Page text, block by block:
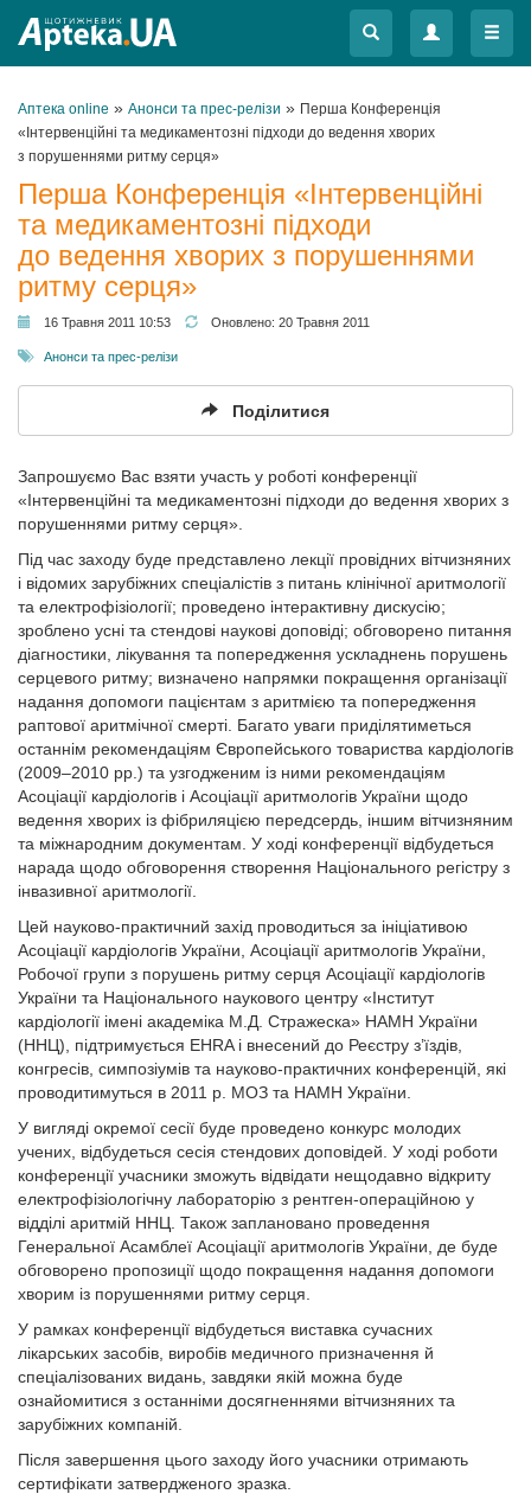
Меню
Меню
Аптека online » Анонси та прес-релізи » Перша Конференція
«Інтервенційні та медикаментозні підходи до ведення хворих
з порушеннями ритму серця»
Перша Конференція «Інтервенційні
та медикаментозні підходи
до ведення хворих з порушеннями
ритму серця»
16 Травня 2011 10:53 Оновлено: 20 Травня 2011
Анонси та прес-релізи
Поділитися
Запрошуємо Вас взяти участь у роботі конференції
«Інтервенційні та медикаментозні підходи до ведення хворих з
порушеннями ритму серця».
Під час заходу буде представлено лекції провідних вітчизняних
і відомих зарубіжних спеціалістів з питань клінічної аритмології
та електрофізіології; проведено інтерактивну дискусію;
зроблено усні та стендові наукові доповіді; обговорено питання
діагностики, лікування та попередження ускладнень порушень
серцевого ритму; визначено напрямки покращення організації
надання допомоги пацієнтам з аритмією та попередження
раптової аритмічної смерті. Багато уваги приділятиметься
останнім рекомендаціям Європейського товариства кардіологів
(2009–2010 рр.) та узгодженим із ними рекомендаціям
Асоціації кардіологів і Асоціації аритмологів України щодо
ведення хворих із фібриляцією передсердь, іншим вітчизняним
та міжнародним документам. У ході конференції відбудеться
нарада щодо обговорення створення Національного регістру з
інвазивної аритмології.
Цей науково-практичний захід проводиться за ініціативою
Асоціації кардіологів України, Асоціації аритмологів України,
Робочої групи з порушень ритму серця Асоціації кардіологів
України та Національного наукового центру «Інститут
кардіології імені академіка М.Д. Стражеска» НАМН України
(ННЦ), підтримується EHRA і внесений до Реєстру з’їздів,
конгресів, симпозіумів та науково-практичних конференцій, які
проводитимуться в 2011 р. МОЗ та НАМН України.
У вигляді окремої сесії буде проведено конкурс молодих
учених, відбудеться сесія стендових доповідей. У ході роботи
конференції учасники зможуть відвідати нещодавно відкриту
електрофізіологічну лабораторію з рентген-операційною у
відділі аритмій ННЦ. Також заплановано проведення
Генеральної Асамблеї Асоціації аритмологів України, де буде
обговорено пропозиції щодо покращення надання допомоги
хворим із порушеннями ритму серця.
У рамках конференції відбудеться виставка сучасних
лікарських засобів, виробів медичного призначення й
спеціалізованих видань, завдяки якій можна буде
ознайомитися з останніми досягненнями вітчизняних та
зарубіжних компаній.
Після завершення цього заходу його учасники отримають
сертифікати затвердженого зразка.